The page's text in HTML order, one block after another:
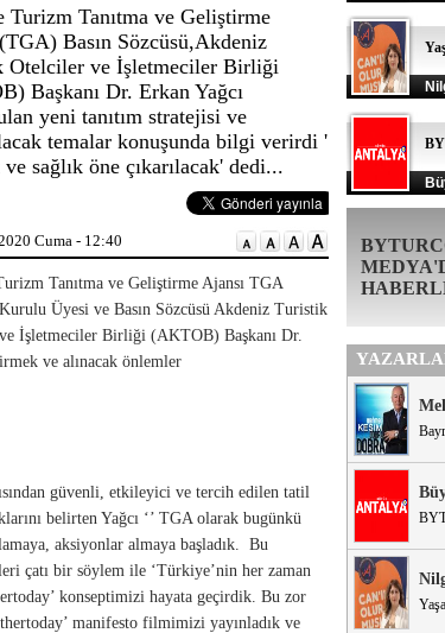
Turizm Tanıtma ve Geliştirme
Basın Sözcüsü,Akdeniz
Otelciler ve İşletmeciler Birliği
Başkanı Dr. Erkan Yağcı
yeni tanıtım stratejisi ve
temalar konuşunda bilgi verirdi '
sağlık öne çıkarılacak' dedi...
Cuma - 12:40
Tanıtma ve Geliştirme Ajansı TGA
Üyesi ve Basın Sözcüsü Akdeniz Turistik
İşletmeciler Birliği (AKTOB) Başkanı Dr.
ve alınacak önlemler
güvenli, etkileyici ve tercih edilen tatil
belirten Yağcı ‘’ TGA olarak bugünkü
aksiyonlar almaya başladık. Bu
çatı bir söylem ile ‘Türkiye’nin her zaman
konseptimizi hayata geçirdik. Bu zor
manifesto filmimizi yayınladık ve